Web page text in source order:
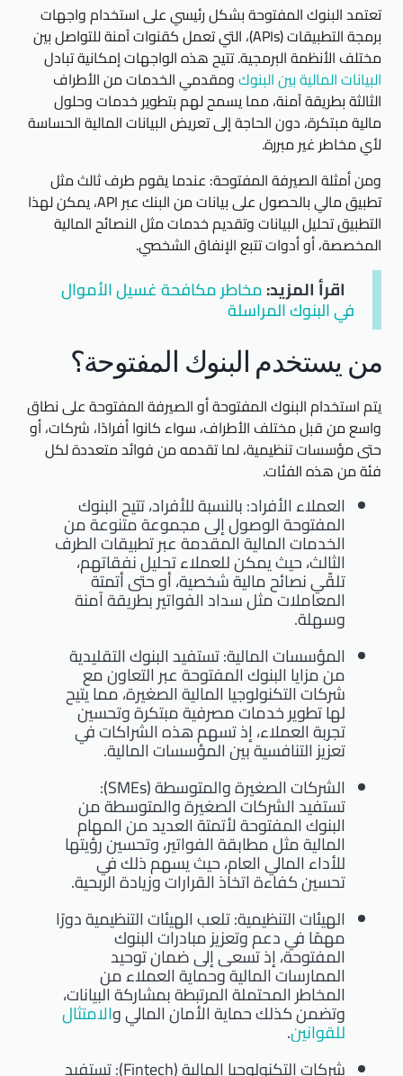
تعتمد البنوك المفتوحة بشكل رئيسي على استخدام واجهات
برمجة التطبيقات (APIs)، التي تعمل كقنوات آمنة للتواصل بين
مختلف الأنظمة البرمجية. تتيح هذه الواجهات إمكانية تبادل
البيانات المالية بين البنوكومقدمي الخدمات من الأطراف
الثالثة بطريقة آمنة، مما يسمح لهم بتطوير خدمات وحلول
مالية مبتكرة، دون الحاجة إلى تعريض البيانات المالية الحساسة
لأي مخاطر غير مبررة.
ومن أمثلة الصيرفة المفتوحة: عندما يقوم طرف ثالث مثل
تطبيق مالي بالحصول على بيانات من البنك عبر API، يمكن لهذا
التطبيق تحليل البيانات وتقديم خدمات مثل النصائح المالية
المخصصة، أو أدوات تتبع الإنفاق الشخصي.
اقرأ المزيد:مخاطر مكافحة غسيل الأموال
في البنوك المراسلة
من يستخدم البنوك المفتوحة؟
يتم استخدام البنوك المفتوحة أو الصيرفة المفتوحة على نطاق
واسع من قبل مختلف الأطراف، سواء كانوا أفرادًا، شركات، أو
حتى مؤسسات تنظيمية، لما تقدمه من فوائد متعددة لكل
فئة من هذه الفئات.
العملاء الأفراد: بالنسبة للأفراد، تتيح البنوك
المفتوحة الوصول إلى مجموعة متنوعة من
الخدمات المالية المقدمة عبر تطبيقات الطرف
الثالث، حيث يمكن للعملاء تحليل نفقاتهم،
تلقّي نصائح مالية شخصية، أو حتى أتمتة
المعاملات مثل سداد الفواتير بطريقة آمنة
وسهلة.
المؤسسات المالية: تستفيد البنوك التقليدية
من مزايا البنوك المفتوحة عبر التعاون مع
شركات التكنولوجيا المالية الصغيرة، مما يتيح
لها تطوير خدمات مصرفية مبتكرة وتحسين
تجربة العملاء، إذ تسهم هذه الشراكات في
تعزيز التنافسية بين المؤسسات المالية.
الشركات الصغيرة والمتوسطة (SMEs):
تستفيد الشركات الصغيرة والمتوسطة من
البنوك المفتوحة لأتمتة العديد من المهام
المالية مثل مطابقة الفواتير، وتحسين رؤيتها
للأداء المالي العام، حيث يسهم ذلك في
تحسين كفاءة اتخاذ القرارات وزيادة الربحية.
الهيئات التنظيمية: تلعب الهيئات التنظيمية دورًا
مهمًا في دعم وتعزيز مبادرات البنوك
المفتوحة، إذ تسعى إلى ضمان توحيد
الممارسات المالية وحماية العملاء من
المخاطر المحتملة المرتبطة بمشاركة البيانات،
وتضمن كذلك حماية الأمان المالي والامتثال
للقوانين.
شركات التكنولوجيا المالية (Fintech): تستفيد